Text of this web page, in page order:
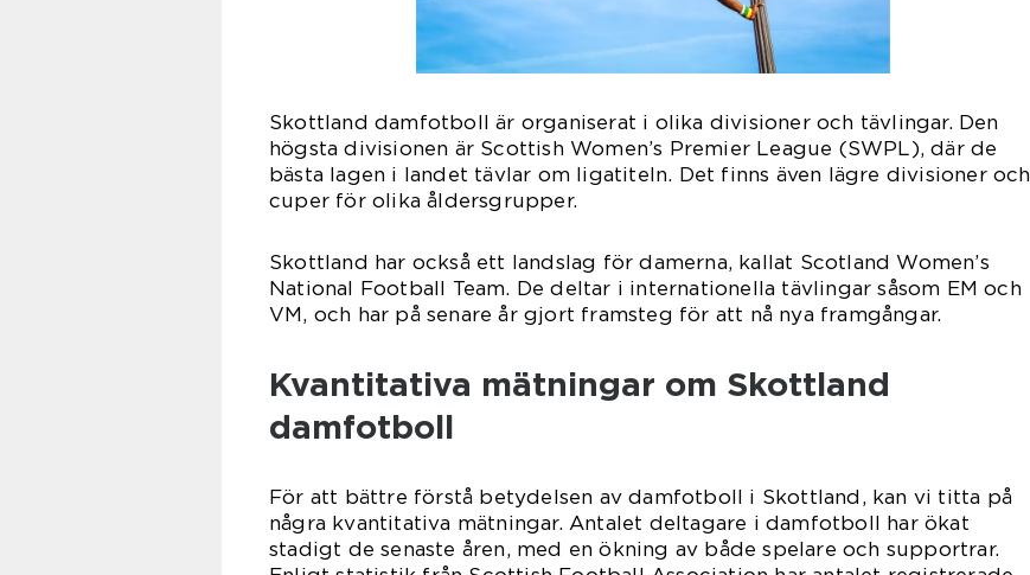
Skottland damfotboll är organiserat i olika divisioner och tävlingar. Den
högsta divisionen är Scottish Women’s Premier League (SWPL), där de
bästa lagen i landet tävlar om ligatiteln. Det finns även lägre divisioner och
cuper för olika åldersgrupper.
Skottland har också ett landslag för damerna, kallat Scotland Women’s
National Football Team. De deltar i internationella tävlingar såsom EM och
VM, och har på senare år gjort framsteg för att nå nya framgångar.
Kvantitativa mätningar om Skottland
damfotboll
För att bättre förstå betydelsen av damfotboll i Skottland, kan vi titta på
några kvantitativa mätningar. Antalet deltagare i damfotboll har ökat
stadigt de senaste åren, med en ökning av både spelare och supportrar.